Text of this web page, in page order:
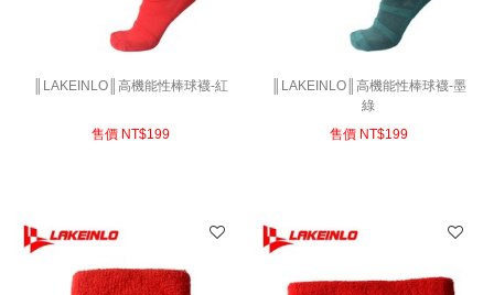
║LAKEINLO║高機能性棒球襪-紅
售價 NT$199
║LAKEINLO║高機能性棒球襪-墨
綠
售價 NT$199